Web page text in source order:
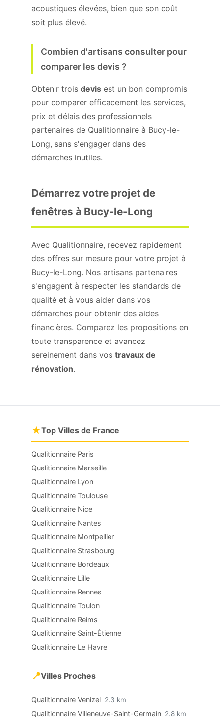
acoustiques élevées, bien que son coût
soit plus élevé.
Combien d'artisans consulter pour
comparer les devis ?
Obtenir trois devis est un bon compromis
pour comparer efficacement les services,
prix et délais des professionnels
partenaires de Qualitionnaire à Bucy-le-
Long, sans s'engager dans des
démarches inutiles.
Démarrez votre projet de
fenêtres à Bucy-le-Long
Avec Qualitionnaire, recevez rapidement
des offres sur mesure pour votre projet à
Bucy-le-Long. Nos artisans partenaires
s'engagent à respecter les standards de
qualité et à vous aider dans vos
démarches pour obtenir des aides
financières. Comparez les propositions en
toute transparence et avancez
sereinement dans vos travaux de
rénovation.
★Top Villes de France
Qualitionnaire Paris
Qualitionnaire Marseille
Qualitionnaire Lyon
Qualitionnaire Toulouse
Qualitionnaire Nice
Qualitionnaire Nantes
Qualitionnaire Montpellier
Qualitionnaire Strasbourg
Qualitionnaire Bordeaux
Qualitionnaire Lille
Qualitionnaire Rennes
Qualitionnaire Toulon
Qualitionnaire Reims
Qualitionnaire Saint-Étienne
Qualitionnaire Le Havre
📍Villes Proches
Qualitionnaire Venizel 2.3 km
Qualitionnaire Villeneuve-Saint-Germain 2.8 km